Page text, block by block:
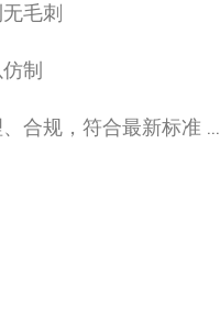
毛刺
制
合规，符合最新标准 ...